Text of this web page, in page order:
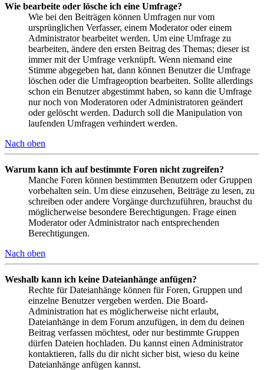
Wie bearbeite oder lösche ich eine Umfrage?
Wie bei den Beiträgen können Umfragen nur vom
ursprünglichen Verfasser, einem Moderator oder einem
Administrator bearbeitet werden. Um eine Umfrage zu
bearbeiten, ändere den ersten Beitrag des Themas; dieser ist
immer mit der Umfrage verknüpft. Wenn niemand eine
Stimme abgegeben hat, dann können Benutzer die Umfrage
löschen oder die Umfrageoption bearbeiten. Sollte allerdings
schon ein Benutzer abgestimmt haben, so kann die Umfrage
nur noch von Moderatoren oder Administratoren geändert
oder gelöscht werden. Dadurch soll die Manipulation von
laufenden Umfragen verhindert werden.
Nach oben
Warum kann ich auf bestimmte Foren nicht zugreifen?
Manche Foren können bestimmten Benutzern oder Gruppen
vorbehalten sein. Um diese einzusehen, Beiträge zu lesen, zu
schreiben oder andere Vorgänge durchzuführen, brauchst du
möglicherweise besondere Berechtigungen. Frage einen
Moderator oder Administrator nach entsprechenden
Berechtigungen.
Nach oben
Weshalb kann ich keine Dateianhänge anfügen?
Rechte für Dateianhänge können für Foren, Gruppen und
einzelne Benutzer vergeben werden. Die Board-
Administration hat es möglicherweise nicht erlaubt,
Dateianhänge in dem Forum anzufügen, in dem du deinen
Beitrag verfassen möchtest, oder nur bestimmte Gruppen
dürfen Dateien hochladen. Du kannst einen Administrator
kontaktieren, falls du dir nicht sicher bist, wieso du keine
Dateianhänge anfügen kannst.